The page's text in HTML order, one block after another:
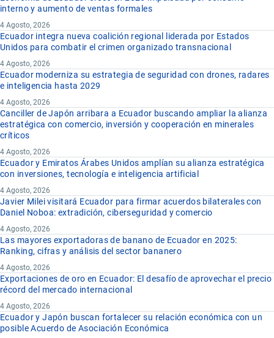
interno y aumento de ventas formales
4 Agosto, 2026
Ecuador integra nueva coalición regional liderada por Estados
Unidos para combatir el crimen organizado transnacional
4 Agosto, 2026
Ecuador moderniza su estrategia de seguridad con drones, radares
e inteligencia hasta 2029
4 Agosto, 2026
Canciller de Japón arribara a Ecuador buscando ampliar la alianza
estratégica con comercio, inversión y cooperación en minerales
críticos
4 Agosto, 2026
Ecuador y Emiratos Árabes Unidos amplían su alianza estratégica
con inversiones, tecnología e inteligencia artificial
4 Agosto, 2026
Javier Milei visitará Ecuador para firmar acuerdos bilaterales con
Daniel Noboa: extradición, ciberseguridad y comercio
4 Agosto, 2026
Las mayores exportadoras de banano de Ecuador en 2025:
Ranking, cifras y análisis del sector bananero
4 Agosto, 2026
Exportaciones de oro en Ecuador: El desafío de aprovechar el precio
récord del mercado internacional
4 Agosto, 2026
Ecuador y Japón buscan fortalecer su relación económica con un
posible Acuerdo de Asociación Económica